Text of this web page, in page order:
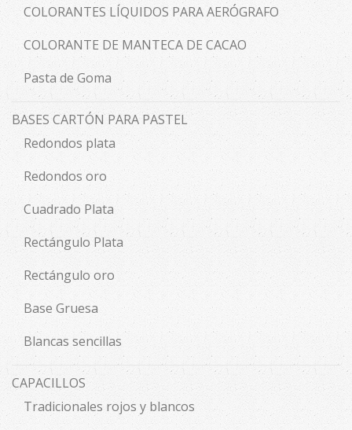
COLORANTES LÍQUIDOS PARA AERÓGRAFO
COLORANTE DE MANTECA DE CACAO
Pasta de Goma
BASES CARTÓN PARA PASTEL
Redondos plata
Redondos oro
Cuadrado Plata
Rectángulo Plata
Rectángulo oro
Base Gruesa
Blancas sencillas
CAPACILLOS
Tradicionales rojos y blancos